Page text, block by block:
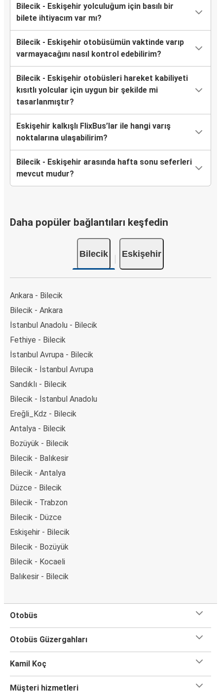
Bilecik - Eskişehir yolculuğum için basılı bir
bilete ihtiyacım var mı?
Bilecik - Eskişehir otobüsümün vaktinde varıp
varmayacağını nasıl kontrol edebilirim?
Bilecik - Eskişehir otobüsleri hareket kabiliyeti
kısıtlı yolcular için uygun bir şekilde mi
tasarlanmıştır?
Eskişehir kalkışlı FlixBus’lar ile hangi varış
noktalarına ulaşabilirim?
Bilecik - Eskişehir arasında hafta sonu seferleri
mevcut mudur?
Daha popüler bağlantıları keşfedin
Bilecik Eskişehir
Ankara - Bilecik
Bilecik - Ankara
İstanbul Anadolu - Bilecik
Fethiye - Bilecik
İstanbul Avrupa - Bilecik
Bilecik - İstanbul Avrupa
Sandıklı - Bilecik
Bilecik - İstanbul Anadolu
Ereğli_Kdz - Bilecik
Antalya - Bilecik
Bozüyük - Bilecik
Bilecik - Balıkesir
Bilecik - Antalya
Düzce - Bilecik
Bilecik - Trabzon
Bilecik - Düzce
Eskişehir - Bilecik
Bilecik - Bozüyük
Bilecik - Kocaeli
Balıkesir - Bilecik
Otobüs
Otobüs Güzergahları
Kamil Koç
Müşteri hizmetleri